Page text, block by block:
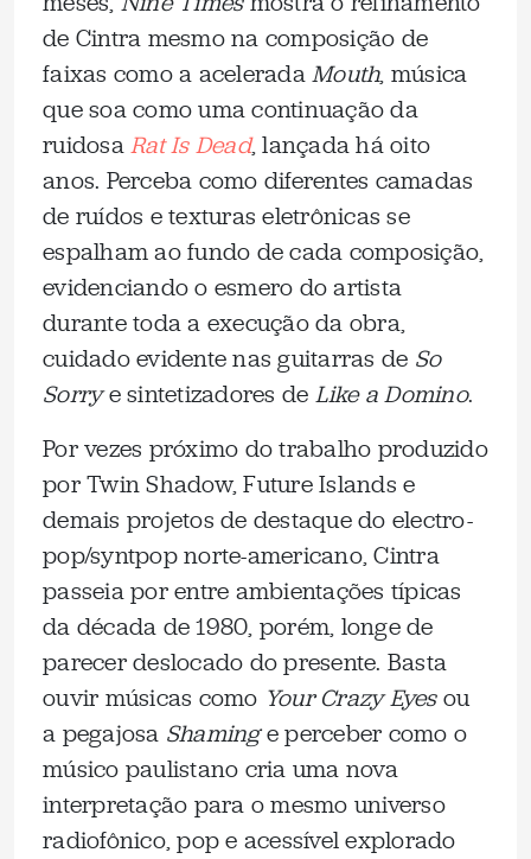
de Cintra mesmo na composição de
faixas como a aceleradaMouth, música
que soa como uma continuação da
ruidosaRat Is Dead, lançada há oito
anos. Perceba como diferentes camadas
de ruídos e texturas eletrônicas se
espalham ao fundo de cada composição,
evidenciando o esmero do artista
durante toda a execução da obra,
cuidado evidente nas guitarras de So
Sorrye sintetizadores de Like a Domino.
Por vezes próximo do trabalho produzido
por Twin Shadow, Future Islands e
demais projetos de destaque do electro-
pop/syntpop norte-americano, Cintra
passeia por entre ambientações típicas
da década de 1980, porém, longe de
parecer deslocado do presente. Basta
ouvir músicas como Your Crazy Eyesou
a pegajosa Shaminge perceber como o
músico paulistano cria uma nova
interpretação para o mesmo universo
radiofônico, pop e acessível explorado